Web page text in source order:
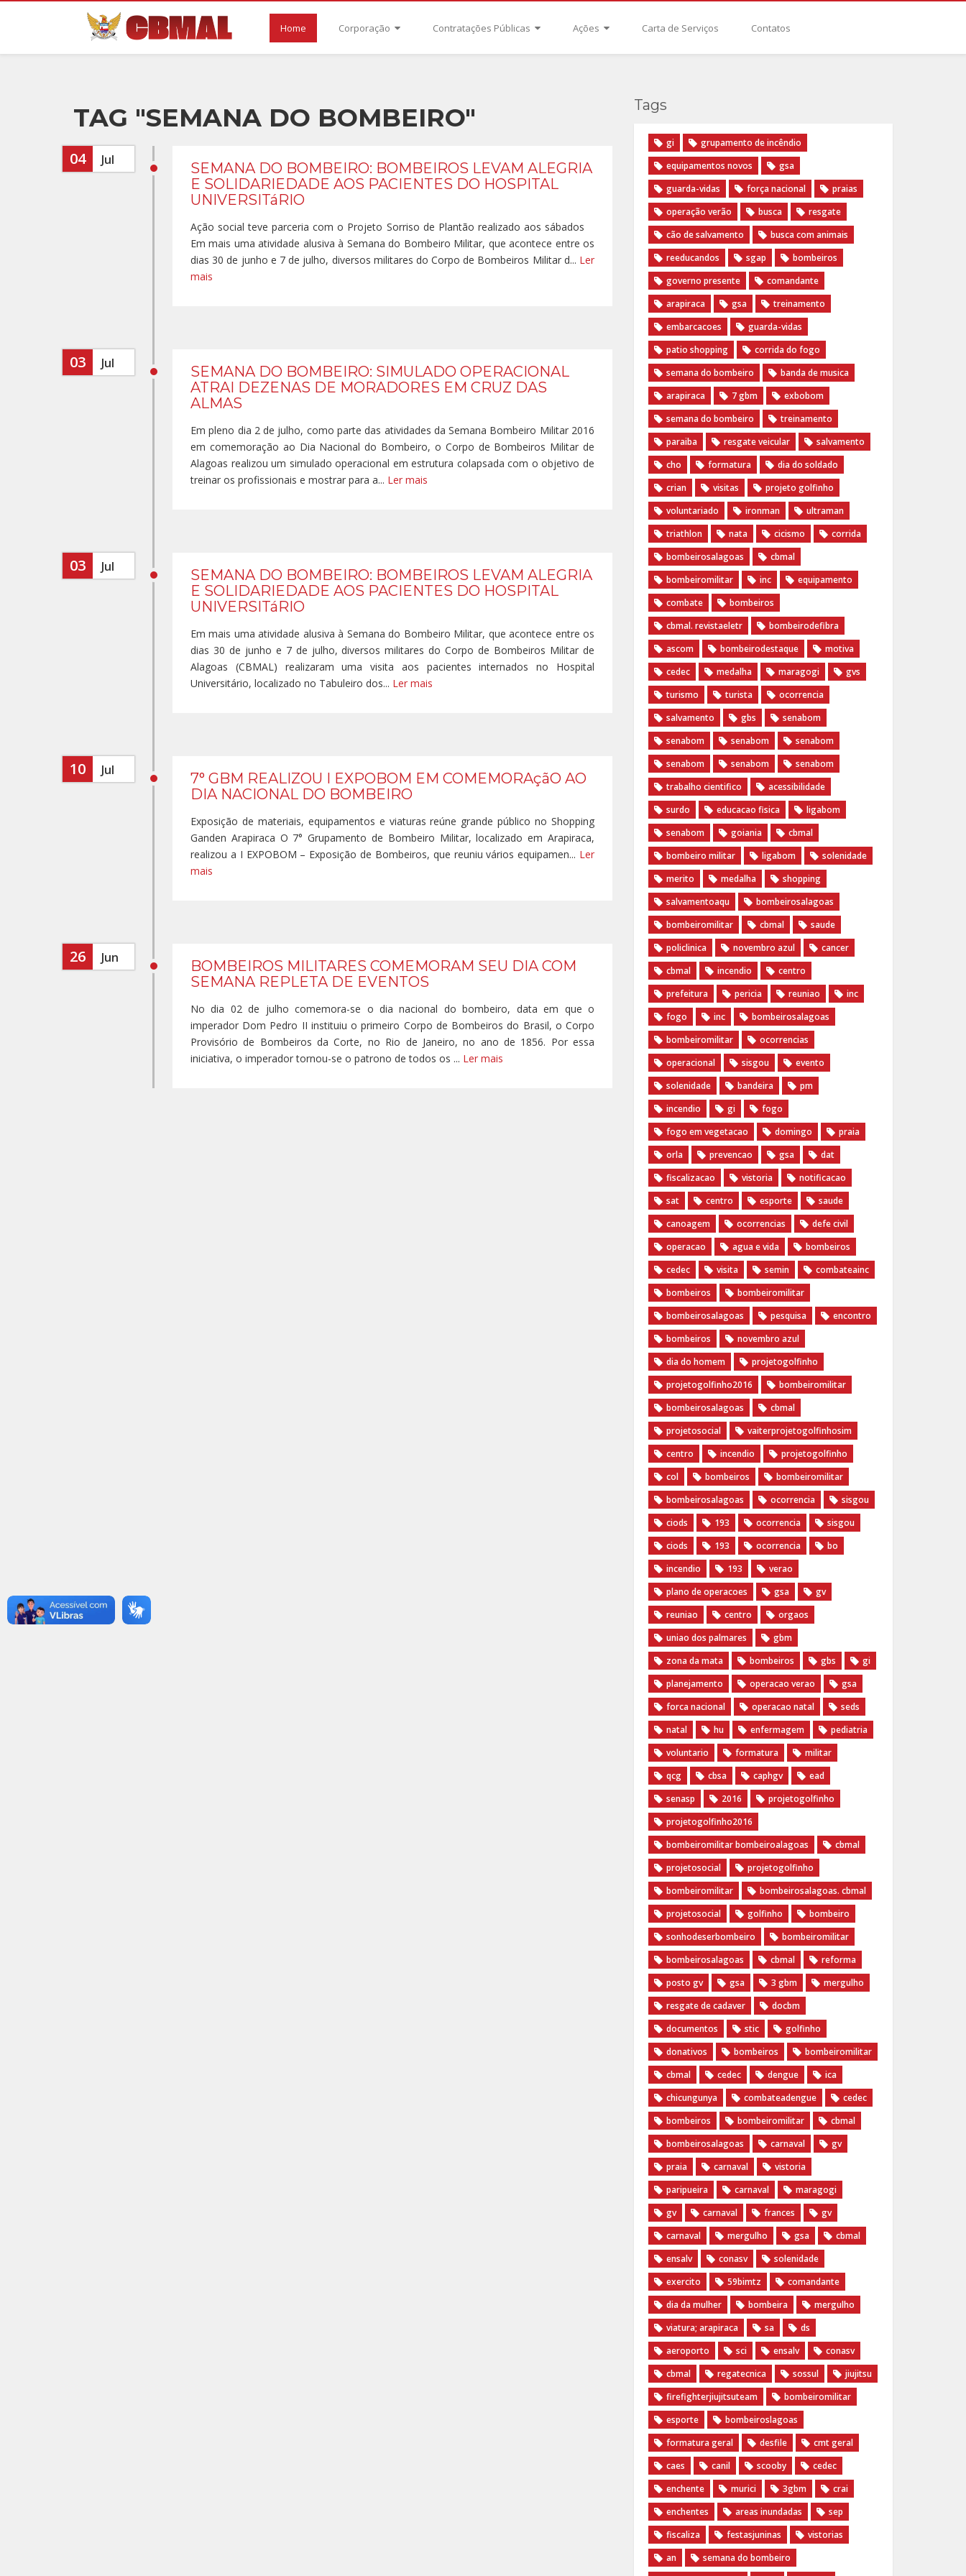
Home Corporação Contratações Públicas Ações Carta de Serviços Contatos
TAG "SEMANA DO BOMBEIRO"
04 Jul
SEMANA DO BOMBEIRO: BOMBEIROS LEVAM ALEGRIA
E SOLIDARIEDADE AOS PACIENTES DO HOSPITAL
UNIVERSITáRIO
Ação social teve parceria com o Projeto Sorriso de Plantão realizado aos sábados
Em mais uma atividade alusiva à Semana do Bombeiro Militar, que acontece entre os
dias 30 de junho e 7 de julho, diversos militares do Corpo de Bombeiros Militar d... Ler
mais
03 Jul
SEMANA DO BOMBEIRO: SIMULADO OPERACIONAL
ATRAI DEZENAS DE MORADORES EM CRUZ DAS
ALMAS
Em pleno dia 2 de julho, como parte das atividades da Semana Bombeiro Militar 2016
em comemoração ao Dia Nacional do Bombeiro, o Corpo de Bombeiros Militar de
Alagoas realizou um simulado operacional em estrutura colapsada com o objetivo de
treinar os profissionais e mostrar para a... Ler mais
03 Jul
SEMANA DO BOMBEIRO: BOMBEIROS LEVAM ALEGRIA
E SOLIDARIEDADE AOS PACIENTES DO HOSPITAL
UNIVERSITáRIO
Em mais uma atividade alusiva à Semana do Bombeiro Militar, que acontece entre os
dias 30 de junho e 7 de julho, diversos militares do Corpo de Bombeiros Militar de
Alagoas (CBMAL) realizaram uma visita aos pacientes internados no Hospital
Universitário, localizado no Tabuleiro dos... Ler mais
10 Jul
7° GBM REALIZOU I EXPOBOM EM COMEMORAçãO AO
DIA NACIONAL DO BOMBEIRO
Exposição de materiais, equipamentos e viaturas reúne grande público no Shopping
Ganden Arapiraca O 7° Grupamento de Bombeiro Militar, localizado em Arapiraca,
realizou a I EXPOBOM – Exposição de Bombeiros, que reuniu vários equipamen... Ler
mais
26 Jun
BOMBEIROS MILITARES COMEMORAM SEU DIA COM
SEMANA REPLETA DE EVENTOS
No dia 02 de julho comemora-se o dia nacional do bombeiro, data em que o
imperador Dom Pedro II instituiu o primeiro Corpo de Bombeiros do Brasil, o Corpo
Provisório de Bombeiros da Corte, no Rio de Janeiro, no ano de 1856. Por essa
iniciativa, o imperador tornou-se o patrono de todos os ... Ler mais
Tags
gi
grupamento de incêndio
equipamentos novos
gsa
guarda-vidas
força nacional
praias
operação verão
busca
resgate
cão de salvamento
busca com animais
reeducandos
sgap
bombeiros
governo presente
comandante
arapiraca
gsa
treinamento
embarcacoes
guarda-vidas
patio shopping
corrida do fogo
semana do bombeiro
banda de musica
arapiraca
7 gbm
exbobom
semana do bombeiro
treinamento
paraiba
resgate veicular
salvamento
cho
formatura
dia do soldado
crian
visitas
projeto golfinho
voluntariado
ironman
ultraman
triathlon
nata cicismo
corrida
bombeirosalagoas
cbmal
bombeiromilitar
inc
equipamento
combate
bombeiros
cbmal. revistaeletr
bombeirodefibra
ascom
bombeirodestaque
motiva
cedec
medalha maragogi
gvs
turismo
turista
ocorrencia
salvamento
gbs
senabom
senabom
senabom
senabom
senabom
senabom
senabom
trabalho cientifico
acessibilidade
surdo
educacao fisica
ligabom
senabom
goiania
cbmal
bombeiro militar
ligabom
solenidade
merito
medalha
shopping
salvamentoaqu
bombeirosalagoas
bombeiromilitar
cbmal
saude
policlinica
novembro azul
cancer
cbmal
incendio
centro
prefeitura
pericia reuniao
inc
fogo
inc
bombeirosalagoas
bombeiromilitar
ocorrencias
operacional
sisgou
evento
solenidade
bandeira
pm
incendio
gi
fogo
fogo em vegetacao
domingo
praia
orla
prevencao gsa
dat
fiscalizacao
vistoria
notificacao
sat
centro esporte
saude
canoagem
ocorrencias
defe civil
operacao
agua e vida
bombeiros
cedec
visita semin
combateainc
bombeiros
bombeiromilitar
bombeirosalagoas
pesquisa
encontro
bombeiros
novembro azul
dia do homem
‪projetogolfinho‬
‎projetogolfinho2016
‎bombeiromilitar‬
‎bombeirosalagoas‬
‎cbmal‬
‎projetosocial‬‪
vaiterprojetogolfinhosim‬
centro
incendio
projetogolfinho
col
bombeiros
bombeiromilitar
bombeirosalagoas
ocorrencia
sisgou
ciods
193 ocorrencia
sisgou
ciods
193 ocorrencia
bo
incendio
193
verao
plano de operacoes
gsa
gv
reuniao
centro
orgaos
uniao dos palmares
gbm
zona da mata
bombeiros gbs
gi
planejamento
operacao verao
gsa
forca nacional
operacao natal
seds
natal
hu enfermagem
pediatria
voluntario
formatura
militar
qcg
cbsa caphgv
ead
senasp
2016
projetogolfinho
projetogolfinho2016
bombeiromilitar bombeiroalagoas
cbmal
projetosocial
projetogolfinho
bombeiromilitar
bombeirosalagoas. cbmal
projetosocial
golfinho
bombeiro
sonhodeserbombeiro
bombeiromilitar
bombeirosalagoas
cbmal
reforma
posto gv
gsa 3 gbm
mergulho
resgate de cadaver
docbm
documentos
stic
golfinho
donativos
bombeiros
bombeiromilitar
cbmal
cedec dengue
ica
chicungunya
combateadengue
cedec
bombeiros
bombeiromilitar
cbmal
bombeirosalagoas
carnaval
gv
praia
carnaval
vistoria
paripueira
carnaval
maragogi
gv
carnaval frances
gv
carnaval
mergulho gsa
cbmal
ensalv
conasv
solenidade
exercito
59bimtz
comandante
dia da mulher
bombeira
mergulho
viatura; arapiraca
sa
ds
aeroporto
sci ensalv
conasv
cbmal
regatecnica sossul
jiujitsu
firefighterjiujitsuteam
bombeiromilitar
esporte
bombeiroslagoas
formatura geral
desfile
cmt geral
caes
canil scooby
cedec
enchente
murici 3gbm
crai
enchentes
areas inundadas
sep
fiscaliza
festasjuninas
vistorias
an
semana do bombeiro